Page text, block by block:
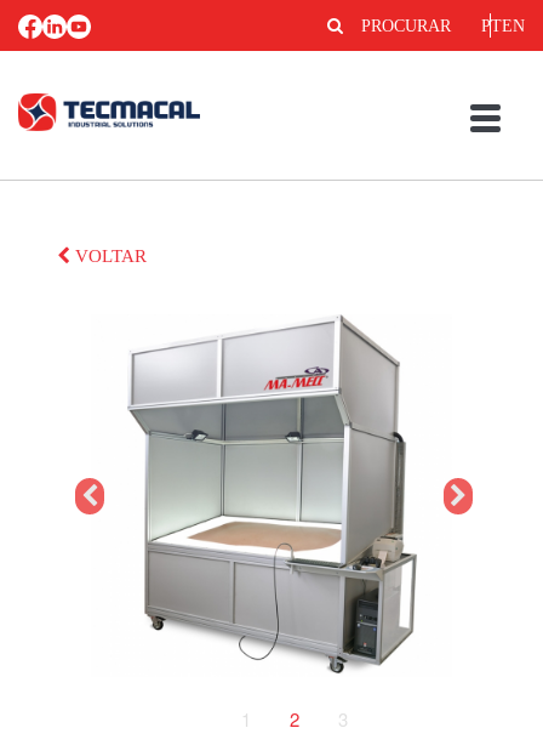
EN
PT
PROCURAR
VOLTAR
1 2 3